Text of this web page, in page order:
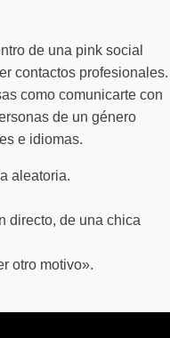
de una pink social
contactos profesionales.
como comunicarte con
de un género
e idiomas.
aleatoria.
directo, de una chica
otro motivo».